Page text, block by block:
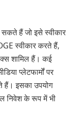
सकते हैं जो इसे स्वीकार
स्वीकार करते हैं,
शामिल हैं। कई
प्लेटफार्मों पर
हैं। इसका उपयोग
निवेश के रूप में भी